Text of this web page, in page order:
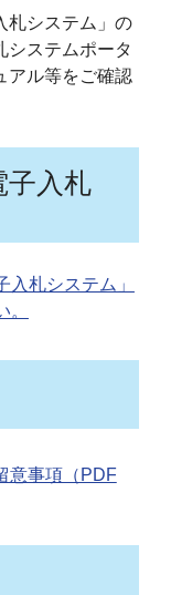
札システム」の
システムポータ
アル等をご確認
子入札
入札システム」
意事項（PDF